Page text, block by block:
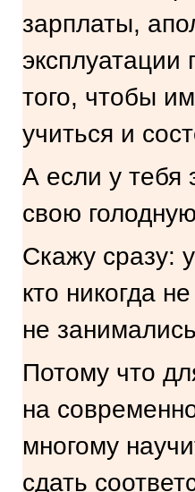
зарплаты,
эксплуатации
того, чтобы
учиться и
А если у тебя
свою
Скажу сразу:
кто никогда
не
Потому что
на
многому
сдать